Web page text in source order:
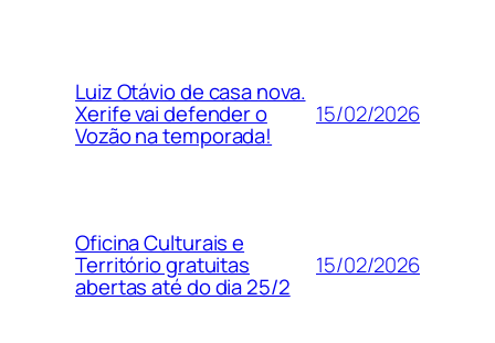
Luiz Otávio de casa nova.
Xerife vai defender o
Vozão na temporada!
15/02/2026
Oficina Culturais e
Território gratuitas
abertas até do dia 25/2
15/02/2026